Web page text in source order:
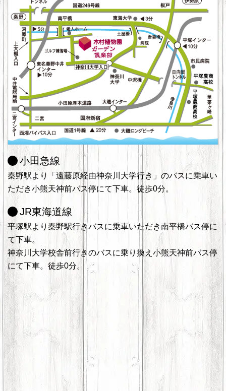
小田急線
秦野駅より「遠藤原経由神奈川大学行き」のバスに乗車い
ただき小熊天神前バス停にて下車。徒歩0分。
JR東海道線
平塚駅より秦野駅行きバスに乗車いただき南平橋バス停に
て下車。
神奈川大学校舎前行きのバスに乗り換え小熊天神前バス停
にて下車。徒歩0分。